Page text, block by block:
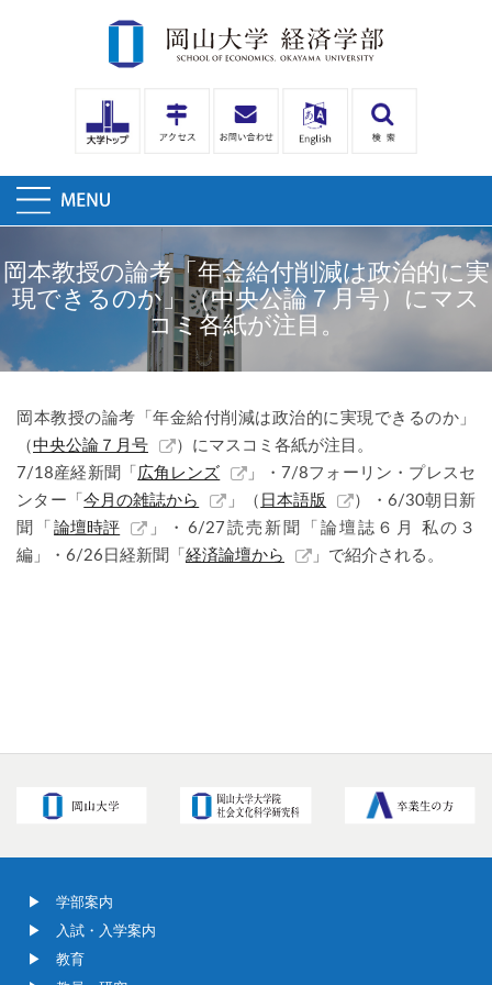
岡本教授の論考「年金給付削減は政治的に実
現できるのか」（中央公論７月号）にマス
コミ各紙が注目。
岡本教授の論考「年金給付削減は政治的に実現できるのか」
（中央公論７月号
）にマスコミ各紙が注目。
7/18産経新聞「 広角レンズ
」・7/8フォーリン・プレスセ
ンター「今月の雑誌から 」（ 日本語版
）・6/30朝日新
聞「論壇時評
」・6/27読売新聞「論壇誌６月 私の３
編」・6/26日経新聞「 経済論壇から 」で紹介される。
学部案内
入試・入学案内
教育